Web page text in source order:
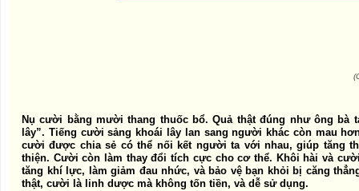
Nụ cười bằng mười thang thuốc bổ. Quả thật đúng như ông bà
lây”. Tiếng cười sảng khoái lây lan sang người khác còn mau
cười được chia sẻ có thể nối kết người ta với nhau, giúp tăng
thiện. Cười còn làm thay đổi tích cực cho cơ thể. Khôi hài và
tăng khí lực, làm giảm đau nhức, và bảo vệ bạn khỏi bị căng
thật, cười là linh dược mà không tốn tiền, và dễ sử dụng.